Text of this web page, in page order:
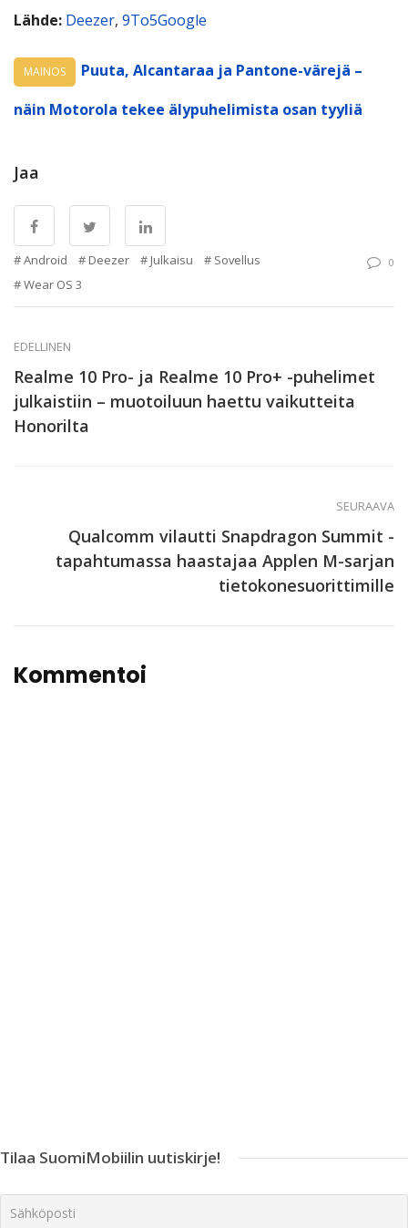
Lähde: Deezer, 9To5Google
MAINOS
Puuta, Alcantaraa ja Pantone-värejä –
näin Motorola tekee älypuhelimista osan tyyliä
Jaa
Android Deezer Julkaisu
Sovellus
Wear OS 3
0
EDELLINEN
Realme 10 Pro- ja Realme 10 Pro+ -puhelimet
julkaistiin – muotoiluun haettu vaikutteita
Honorilta
SEURAAVA
Qualcomm vilautti Snapdragon Summit -
tapahtumassa haastajaa Applen M-sarjan
tietokonesuorittimille
Kommentoi
Tilaa SuomiMobiilin uutiskirje!